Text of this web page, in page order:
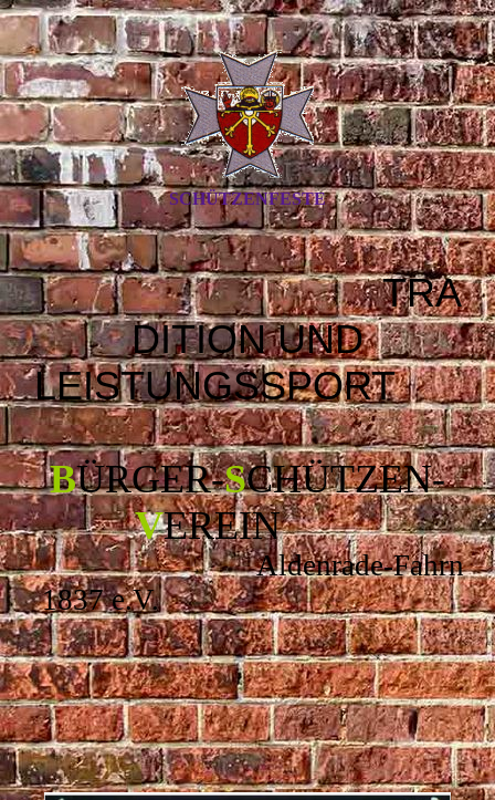
SCHÜTZENFESTE
TRA
DITION UND
LEISTUNGSSPORT
BÜRGER-SCHÜTZEN-
VEREIN
Aldenrade-Fahrn
1837 e.V.